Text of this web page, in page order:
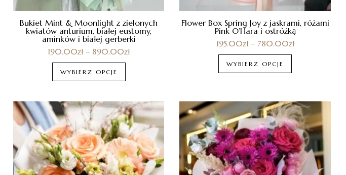
Bukiet Mint & Moonlight z zielonych
kwiatów anturium, białej eustomy,
aminków i białej gerberki
190.00zł – 890.00zł
WYBIERZ OPCJE
Flower Box Spring Joy z jaskrami, różami
Pink O’Hara i ostróżką
195.00zł– 780.00zł
WYBIERZ OPCJE